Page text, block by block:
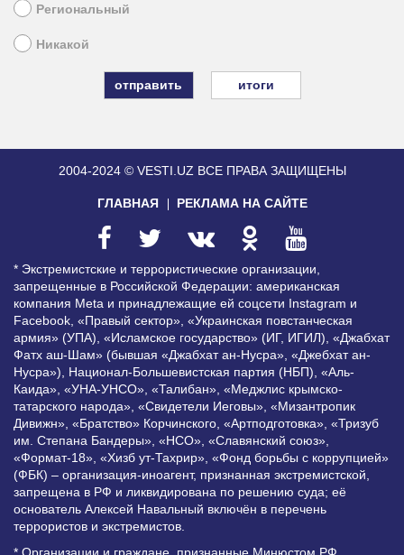
Региональный
Никакой
итоги
2004-2024 © VESTI.UZ ВСЕ ПРАВА ЗАЩИЩЕНЫ
ГЛАВНАЯ РЕКЛАМА НА САЙТЕ
* Экстремистские и террористические организации,
запрещенные в Российской Федерации: американская
компания Meta и принадлежащие ей соцсети Instagram и
Facebook, «Правый сектор», «Украинская повстанческая
армия» (УПА), «Исламское государство» (ИГ, ИГИЛ), «Джабхат
Фатх аш-Шам» (бывшая «Джабхат ан-Нусра», «Джебхат ан-
Нусра»), Национал-Большевистская партия (НБП), «Аль-
Каида», «УНА-УНСО», «Талибан», «Меджлис крымско-
татарского народа», «Свидетели Иеговы», «Мизантропик
Дивижн», «Братство» Корчинского, «Артподготовка», «Тризуб
им. Степана Бандеры», «НСО», «Славянский союз»,
«Формат-18», «Хизб ут-Тахрир», «Фонд борьбы с коррупцией»
(ФБК) – организация-иноагент, признанная экстремистской,
запрещена в РФ и ликвидирована по решению суда; её
основатель Алексей Навальный включён в перечень
террористов и экстремистов.
* Организации и граждане, признанные Минюстом РФ